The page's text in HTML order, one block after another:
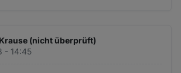
(nicht überprüft)
- 14:45